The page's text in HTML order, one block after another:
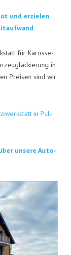
und erzie­len
für Karos­se­
in
Prei­sen sind wir
in Pul­
unse­re Auto­